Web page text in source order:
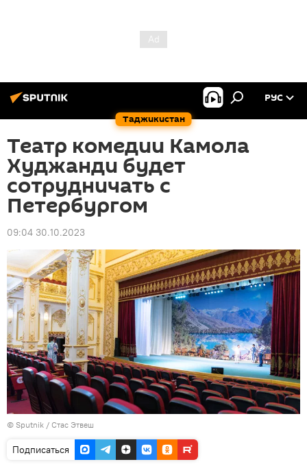
Таджикистан
РУС
Театр комедии Камола
Худжанди будет
сотрудничать с
Петербургом
09:04 30.10.2023
© Sputnik / Стас Этвеш
Подписаться